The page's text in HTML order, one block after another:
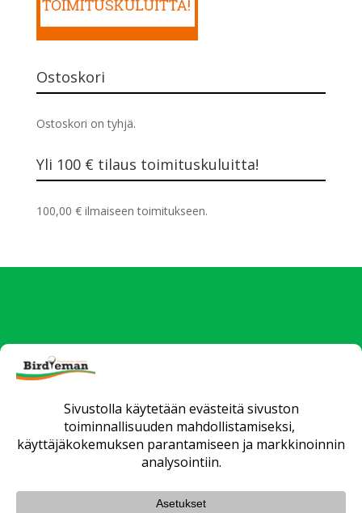
Ostoskori
Ostoskori on tyhjä.
Yli 100 € tilaus toimituskuluitta!
100,00 €ilmaiseen toimitukseen.
Uutiset Verkkokauppa
Yrityksille
Fittaus ja opetus
Huollot
Matkat
Yhteystiedot
Toimitusehdot
Tietosuojaseloste